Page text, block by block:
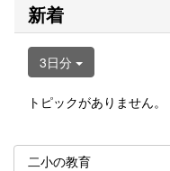
新着
3日分
トピックがありません。
二小の教育